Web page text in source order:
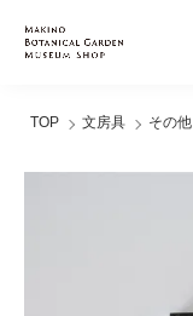
TOP 文房具 その他